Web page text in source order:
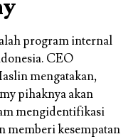
program internal
CEO
mengatakan,
pihaknya akan
mengidentifikasi
memberi kesempatan